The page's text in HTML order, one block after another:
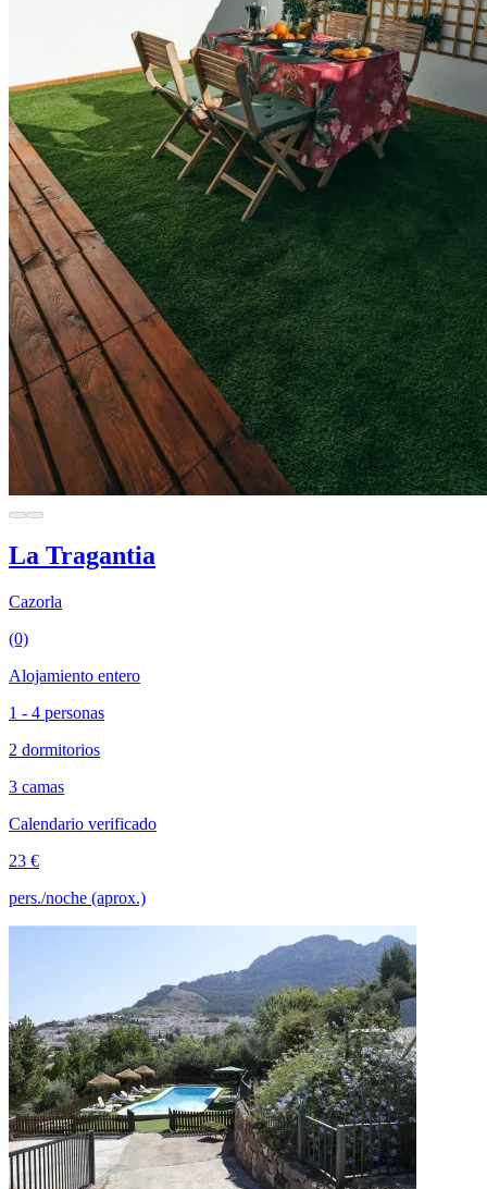
La Tragantia
Cazorla
(0)
Alojamiento entero
1 - 4 personas
2 dormitorios
3 camas
Calendario verificado
23 €
pers./noche (aprox.)